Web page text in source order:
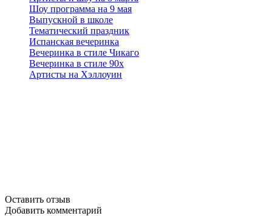
Шоу программа на 9 мая
Выпускной в школе
Тематический праздник
Испанская вечеринка
Вечеринка в стиле Чикаго
Вечеринка в стиле 90х
Артисты на Хэллоуин
Оставить отзыв
Добавить комментарий